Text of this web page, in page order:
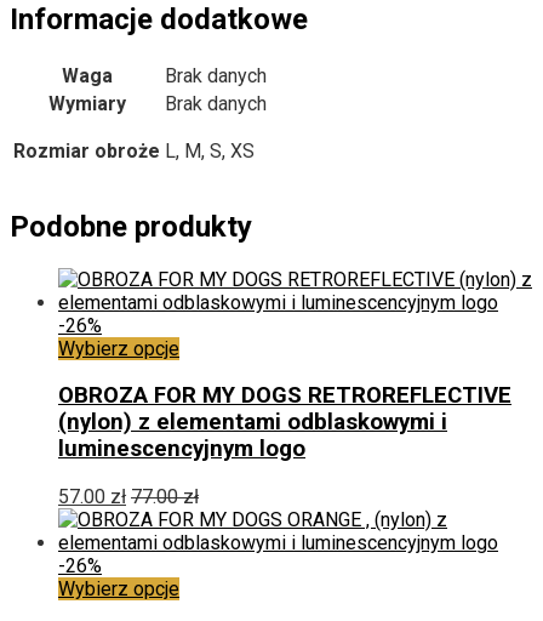
Informacje dodatkowe
Waga
Brak danych
Wymiary
Brak danych
Rozmiar obroże L, M, S, XS
Podobne produkty
-26%
Wybierz opcjeTen
ma
wiele
wariantów.
Opcje
można
wybrać
na
stronie
produktu
OBROZA FOR MY DOGS RETROREFLECTIVE
(nylon) z elementami odblaskowymi i
luminescencyjnym logo
57.00 zł 77.00zł
-26%
Wybierz opcjeTen